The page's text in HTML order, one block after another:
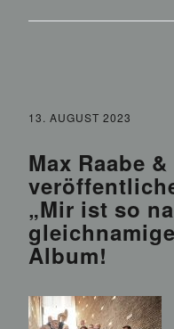
13. AUGUST 2023
Max Raabe
„Mir ist so
Album!